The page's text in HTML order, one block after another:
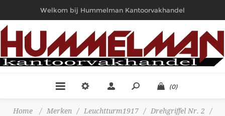
Welkom bij Hummelman Kantoorvakhandel
(0)
Home / Merken / Leuchtturm1917 / Drehgriffel Nr. 2
/